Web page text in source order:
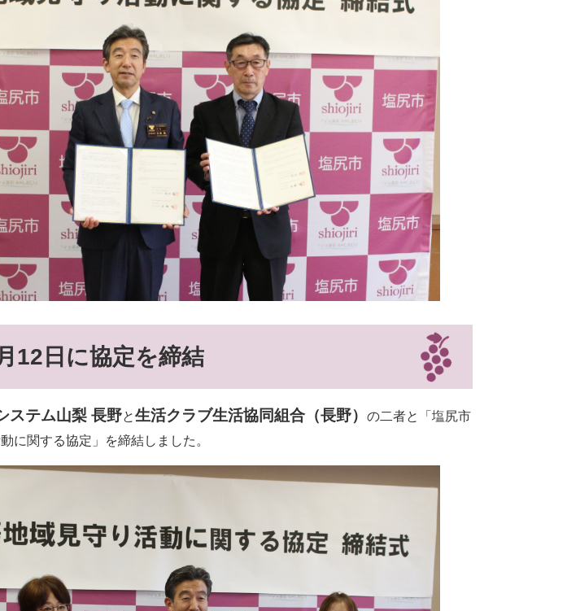
12日に協定を締結
ステム山梨 長野と生活クラブ生活協同組合（長野） の二者と「塩尻市
に関する協定」を締結しました。